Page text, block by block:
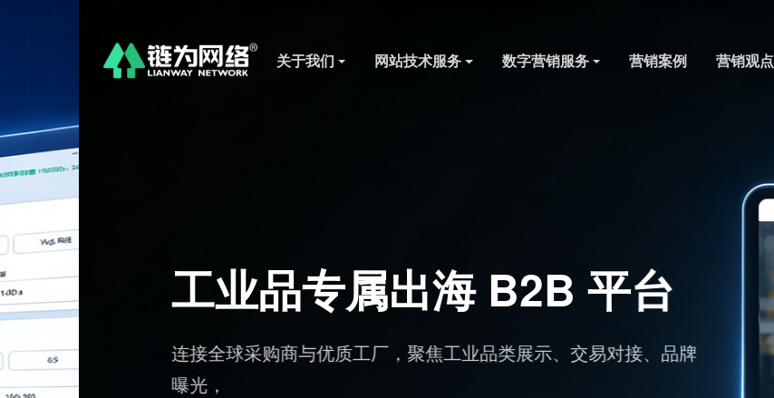
关于我们 网站技术服务 数字营销服务 营销案例 营销观点
工业品专属出海 B2B 平台
连接全球采购商与优质工厂，聚焦工业品类展示、交易对接、品牌